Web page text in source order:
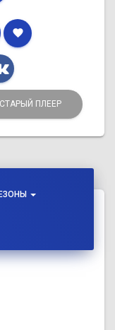
favorite
ПЛЕЕР